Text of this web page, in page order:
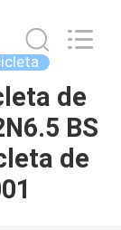
de
BS
de